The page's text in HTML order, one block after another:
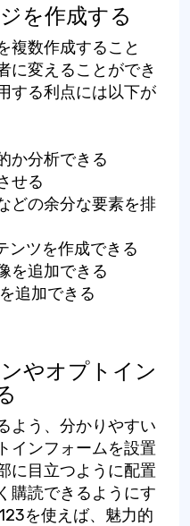
を作成する
複数作成すること
に変えることができ
する利点には以下が
か分析できる
せる
どの余分な要素を排
ンツを作成できる
を追加できる
追加できる
やオプトイン
よう、分かりやすい
インフォームを設置
に目立つように配置
購読できるようにす
を使えば、魅力的